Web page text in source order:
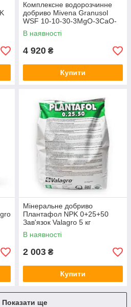
Комплексне водорозчинне
добриво Mivena Granusol
WSF 10-10-30-3MgO-3CaO-
TE Blue
В наявності
4 920 ₴
Купити
Мінеральне добриво
Плантафол NPK 0+25+50
Зав'язок Valagro 5 кг
В наявності
2 003 ₴
Купити
Показати ще